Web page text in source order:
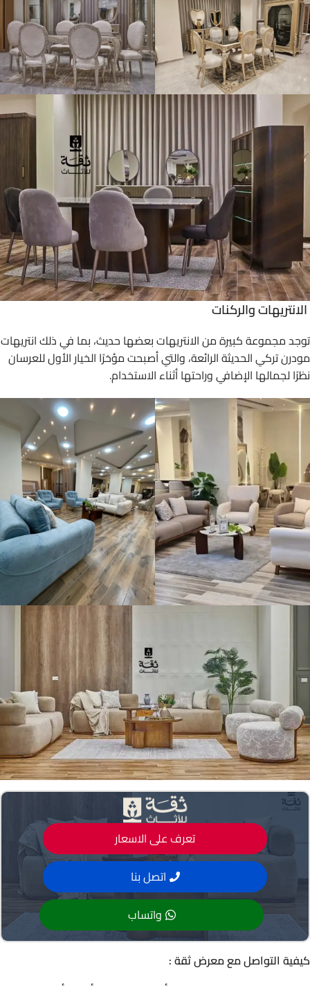
الانتريهاتوالركنات
توجد مجموعة كبيرة من الانتريهات بعضها حديث، بما في ذلك انتريهات
مودرن تركي الحديثة الرائعة، والتي أصبحت مؤخرًا الخيار الأول للعرسان
نظرًا لجمالها الإضافي وراحتها أثناء الاستخدام.
تعرف على الاسعار
اتصل بنا
واتساب
كيفية التواصل مع معرض ثقة :